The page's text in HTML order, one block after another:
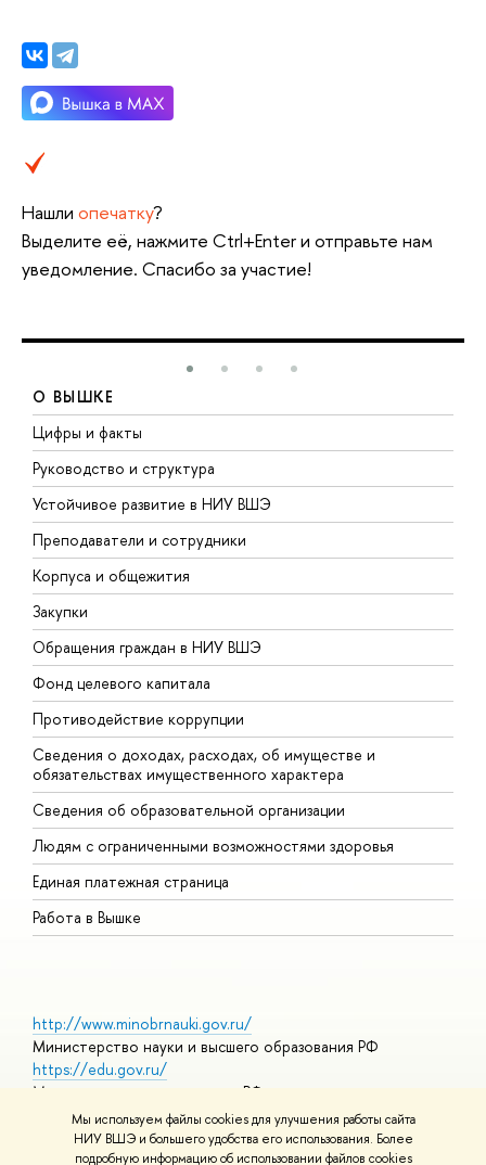
Мы используем файлы cookies для улучшения работы сайта
НИУ ВШЭ и большего удобства его использования. Более
подробную информацию об использовании файлов cookies
Нашли опечатку?
Выделите её, нажмите Ctrl+Enter и отправьте нам
уведомление. Спасибо за участие!
О ВЫШКЕ
Цифры и факты
Руководство и структура
Устойчивое развитие в НИУ ВШЭ
Преподаватели и сотрудники
Корпуса и общежития
Закупки
Обращения граждан в НИУ ВШЭ
Фонд целевого капитала
Противодействие коррупции
Сведения о доходах, расходах, об имуществе и
обязательствах имущественного характера
Сведения об образовательной организации
Людям с ограниченными возможностями здоровья
Единая платежная страница
Работа в Вышке
http://www.minobrnauki.gov.ru/
Министерство науки и высшего образования РФ
https://edu.gov.ru/
Министерство просвещения РФ
https://elearning.hse.ru/mooc
Массовые открытые онлайн-курсы